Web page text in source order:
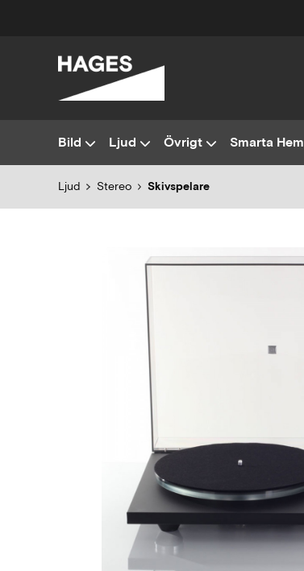
Bild Ljud Övrigt Smarta Hem
Ljud Stereo Skivspelare